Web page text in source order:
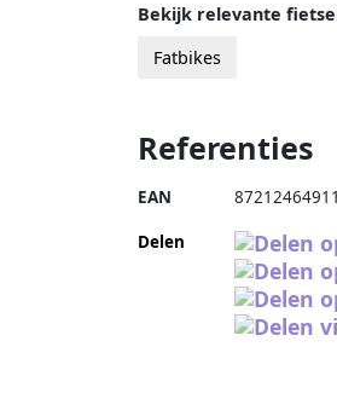
Bekijk relevante
Fatbikes
Referenties
EAN
Delen